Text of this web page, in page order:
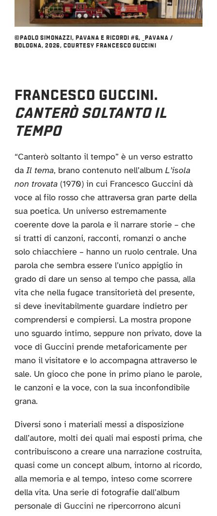
©PAOLO SIMONAZZI, PAVANA E RICORDI #6, _PAVANA /
BOLOGNA, 2026, COURTESY FRANCESCO GUCCINI
FRANCESCO GUCCINI.
CANTERÒ SOLTANTO IL
TEMPO
“Canterò soltanto il tempo” è un verso estratto
da Il tema, brano contenuto nell’album L’isola
non trovata (1970) in cui Francesco Guccini dà
voce al filo rosso che attraversa gran parte della
sua poetica. Un universo estremamente
coerente dove la parola e il narrare storie – che
si tratti di canzoni, racconti, romanzi o anche
solo chiacchiere – hanno un ruolo centrale. Una
parola che sembra essere l’unico appiglio in
grado di dare un senso al tempo che passa, alla
vita che nella fugace transitorietà del presente,
si deve inevitabilmente guardare indietro per
comprendersi e compiersi. La mostra propone
uno sguardo intimo, seppure non privato, dove la
voce di Guccini prende metaforicamente per
mano il visitatore e lo accompagna attraverso le
sale. Un gioco che pone in primo piano le parole,
le canzoni e la voce, con la sua inconfondibile
grana.
Diversi sono i materiali messi a disposizione
dall’autore, molti dei quali mai esposti prima, che
contribuiscono a creare una narrazione costruita,
quasi come un concept album, intorno al ricordo,
alla memoria e al tempo, inteso come scorrere
della vita. Una serie di fotografie dall’album
personale di Guccini ne ripercorrono alcuni